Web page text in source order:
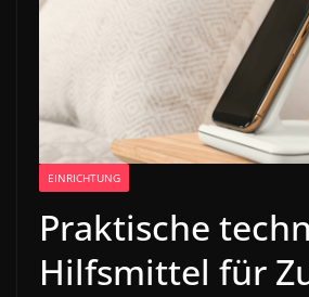
EINRICHTUNG
Praktische
Hilfsmittel für